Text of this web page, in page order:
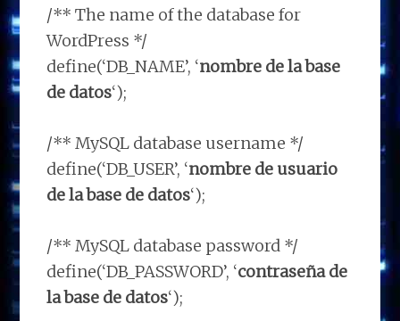
/** The name of the database for
WordPress */
define(‘DB_NAME’, ‘nombre de la base
de datos‘);
/** MySQL database username */
define(‘DB_USER’, ‘nombre de usuario
de la base de datos‘);
/** MySQL database password */
define(‘DB_PASSWORD’, ‘contraseña de
la base de datos‘);